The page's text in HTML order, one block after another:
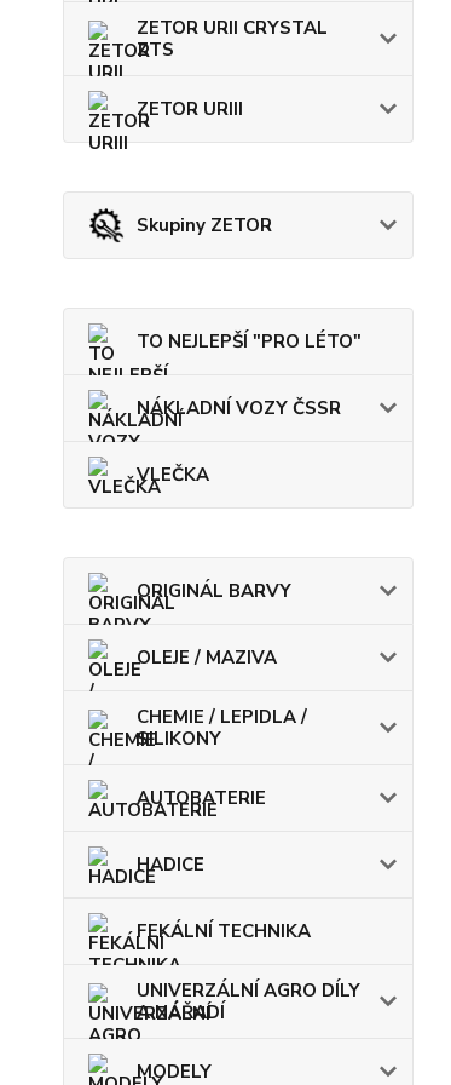
ZETOR URII CRYSTAL
ZTS
ZETOR URIII
Skupiny ZETOR
TO NEJLEPŠÍ "PRO LÉTO"
NÁKLADNÍ VOZY ČSSR
VLEČKA
ORIGINÁL BARVY
OLEJE / MAZIVA
CHEMIE / LEPIDLA /
SILIKONY
AUTOBATERIE
HADICE
FEKÁLNÍ TECHNIKA
UNIVERZÁLNÍ AGRO DÍLY
A NÁŘADÍ
MODELY